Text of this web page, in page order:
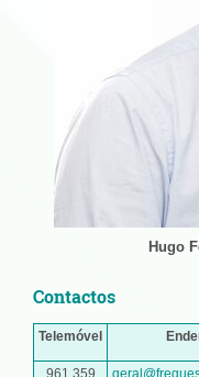
Hugo
Contactos
Telemóvel
961 359